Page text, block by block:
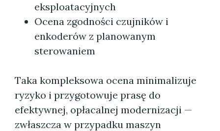
eksploatacyjnych
Ocena zgodności czujników i
enkoderów z planowanym
sterowaniem
Taka kompleksowa ocena minimalizuje
ryzyko i przygotowuje prasę do
efektywnej, opłacalnej modernizacji —
zwłaszcza w przypadku maszyn